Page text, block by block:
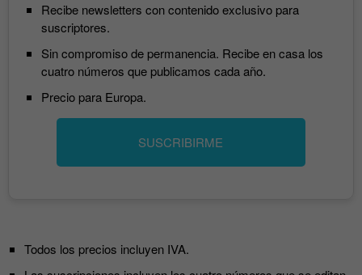
Recibe newsletters con contenido exclusivo para
suscriptores.
Sin compromiso de permanencia. Recibe en casa los
cuatro números que publicamos cada año.
Precio para Europa.
SUSCRIBIRME
Todos los precios incluyen IVA.